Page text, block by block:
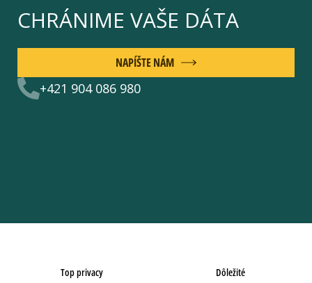
CHRÁNIME VAŠE DÁTA
+421 904 086 980
NAPÍŠTE NÁM
Top privacy Dôležité